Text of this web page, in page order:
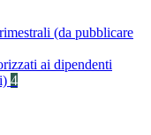
(da pubblicare
ai dipendenti
4